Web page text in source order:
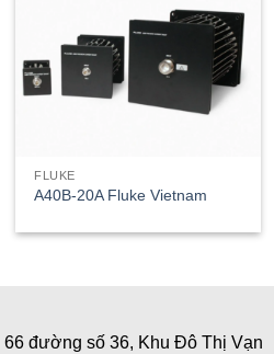
FLUKE
A40B-20A Fluke Vietnam
66 đường số 36, Khu Đô Thị Vạn